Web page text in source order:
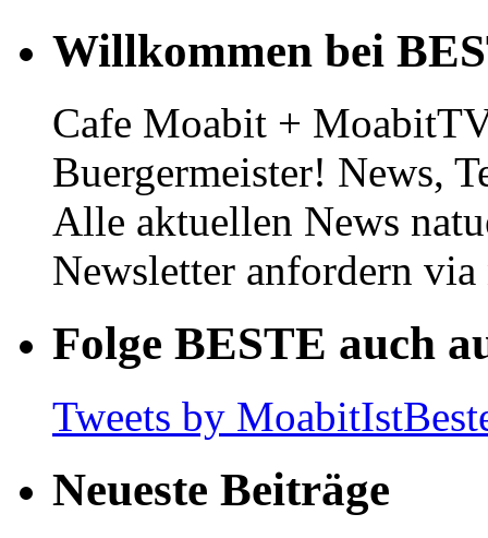
Willkommen bei
Cafe Moabit +
Buergermeister! News,
Alle aktuellen News
Newsletter anfordern
Folge BESTE auch
Tweets by
Neueste Beiträge